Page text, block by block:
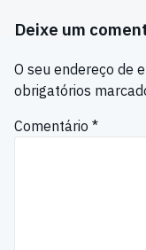
Deixe um
O seu endereço de
obrigatórios
Comentário *